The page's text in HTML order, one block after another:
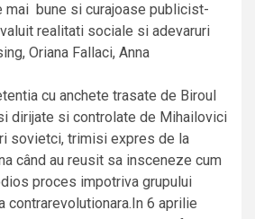
mai bune si curajoase publicist-
realitati sociale si adevaruri
Oriana Fallaci, Anna
cu anchete trasate de Biroul
dirijate si controlate de Mihailovici
sovietci, trimisi expres de la
când au reusit sa insceneze cum
proces impotriva grupului
contrarevolutionara.In 6 aprilie